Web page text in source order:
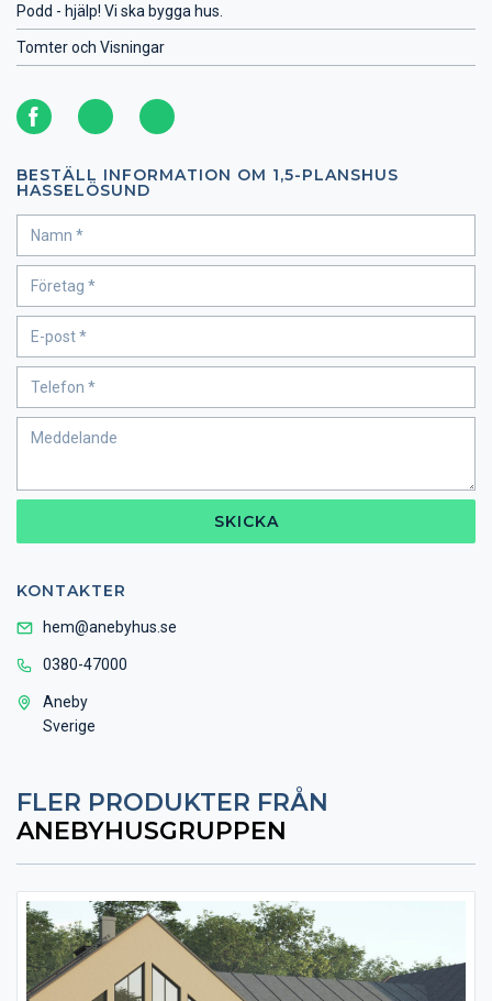
Podd - hjälp! Vi ska bygga hus.
Tomter och Visningar
BESTÄLL INFORMATION OM 1,5-PLANSHUS
HASSELÖSUND
SKICKA
KONTAKTER
hem@anebyhus.se
0380-47000
Aneby
Sverige
FLER PRODUKTER FRÅN
ANEBYHUSGRUPPEN